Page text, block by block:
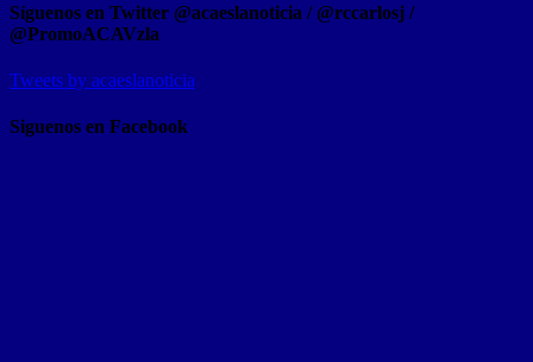
Síguenos en Twitter @acaeslanoticia / @rccarlosj /
@PromoACAVzla
Tweets by acaeslanoticia
Siguenos en Facebook